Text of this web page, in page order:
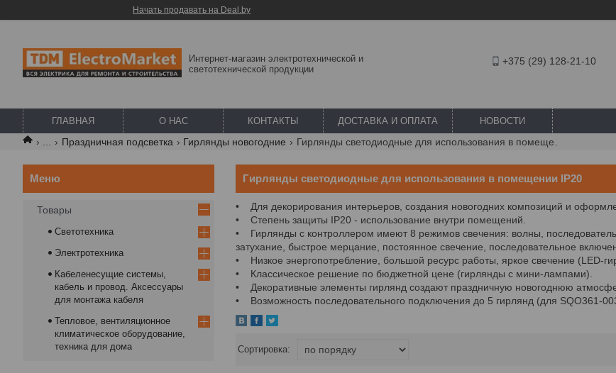
Начать продавать на Deal.by
Интернет-магазин электротехнической и
светотехнической продукции
+375 (29) 128-21-10
ГЛАВНАЯ О НАС КОНТАКТЫ ДОСТАВКА И ОПЛАТА НОВОСТИ
Праздничная подсветка Гирлянды новогодние
Гирлянды светодиодные для использования в помещении IP20
• Для декорирования интерьеров, создания новогодних композиций и
• Степень защиты IP20 - использование внутри помещений.
• Гирлянды с контроллером имеют 8 режимов свечения: волны,
затухание, быстрое мерцание, постоянное свечение, последовательное
• Низкое энергопотребление, большой ресурс работы, яркое свечение (LED-
• Классическое решение по бюджетной цене (гирлянды с мини-лампами).
• Декоративные элементы гирлянд создают праздничную новогоднюю
• Возможность последовательного подключения до 5 гирлянд (для SQO361-
Товары
Светотехника
Электротехника
Кабеленесущие системы,
кабель и провод. Аксессуары
для монтажа кабеля
Тепловое, вентиляционное
климатическое оборудование,
техника для дома